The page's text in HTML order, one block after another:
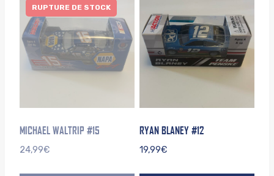
RUPTURE DE STOCK
MICHAEL WALTRIP #15
24,99€
RYAN BLANEY #12
19,99€